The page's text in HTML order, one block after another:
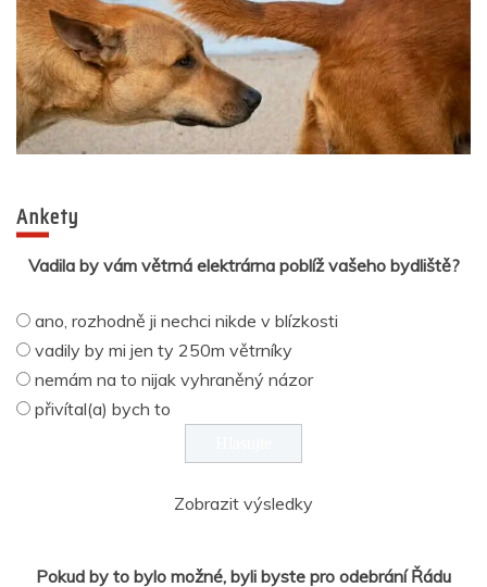
Ankety
Vadila by vám větrná elektrárna poblíž vašeho bydliště?
ano, rozhodně ji nechci nikde v blízkosti
vadily by mi jen ty 250m větrníky
nemám na to nijak vyhraněný názor
přivítal(a) bych to
Zobrazit výsledky
Pokud by to bylo možné, byli byste pro odebrání Řádu